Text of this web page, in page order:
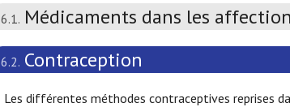
6.1. Médicaments dans les
6.2. Contraception
Les différentes méthodes contraceptives reprises